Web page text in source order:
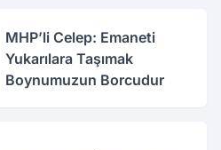
MHP’li Celep: Emaneti
Yukarılara Taşımak
Boynumuzun Borcudur